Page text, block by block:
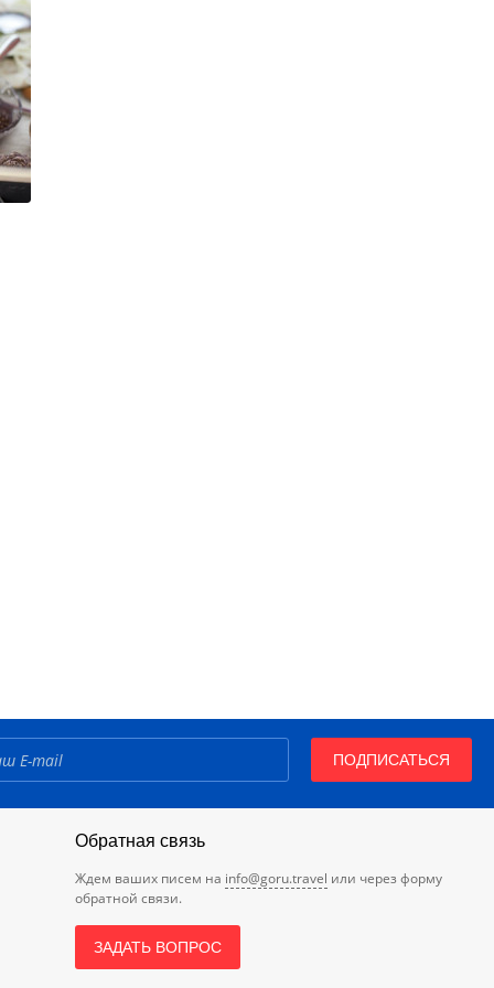
ПОДПИСАТЬСЯ
Обратная связь
Ждем ваших писем на info@goru.travel или через форму
обратной связи.
ЗАДАТЬ ВОПРОС